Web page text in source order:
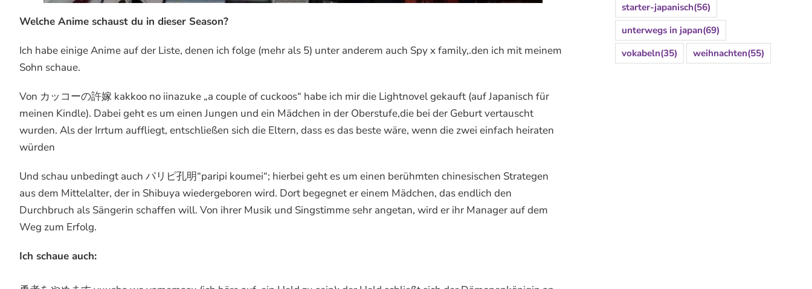
Welche Anime schaust du in dieser Season?
Ich habe einige Anime auf der Liste, denen ich folge (mehr als 5) unter anderem auch Spy x family,.den ich mit meinem
Sohn schaue.
Von カッコーの許嫁 kakkoo no iinazuke „a couple of cuckoos“ habe ich mir die Lightnovel gekauft (auf Japanisch für
meinen Kindle). Dabei geht es um einen Jungen und ein Mädchen in der Oberstufe,die bei der Geburt vertauscht
wurden. Als der Irrtum auffliegt, entschließen sich die Eltern, dass es das beste wäre, wenn die zwei einfach heiraten
würden
Und schau unbedingt auch パリピ孔明“paripi koumei“; hierbei geht es um einen berühmten chinesischen Strategen
aus dem Mittelalter, der in Shibuya wiedergeboren wird. Dort begegnet er einem Mädchen, das endlich den
Durchbruch als Sängerin schaffen will. Von ihrer Musik und Singstimme sehr angetan, wird er ihr Manager auf dem
Weg zum Erfolg.
Ich schaue auch:
starter-japanisch(56)
unterwegs in japan(69)
vokabeln(35) weihnachten(55)